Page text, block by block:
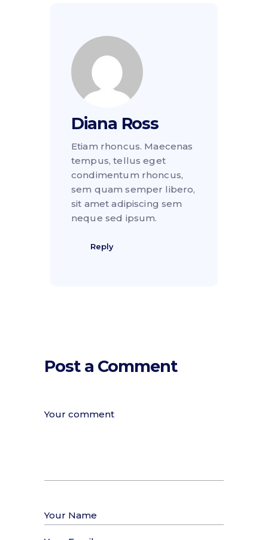
Diana Ross
Etiam rhoncus. Maecenas
tempus, tellus eget
condimentum rhoncus,
sem quam semper libero,
sit amet adipiscing sem
neque sed ipsum.
Reply
Post a Comment